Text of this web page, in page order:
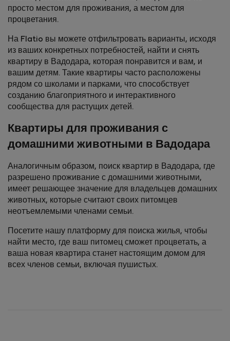
просто местом для проживания, а местом для
процветания.
На Flatio вы можете отфильтровать варианты, исходя
из ваших конкретных потребностей, найти и снять
квартиру в Вадодара, которая понравится и вам, и
вашим детям. Такие квартиры часто расположены
рядом со школами и парками, что способствует
созданию благоприятного и интерактивного
сообщества для растущих детей.
Квартиры для проживания с
домашними животными в Вадодара
Аналогичным образом, поиск квартир в Вадодара, где
разрешено проживание с домашними животными,
имеет решающее значение для владельцев домашних
животных, которые считают своих питомцев
неотъемлемыми членами семьи.
Посетите нашу платформу для поиска жилья, чтобы
найти место, где ваш питомец сможет процветать, а
ваша новая квартира станет настоящим домом для
всех членов семьи, включая пушистых.